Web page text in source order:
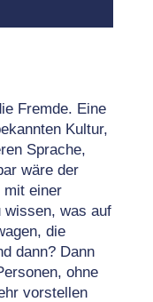
Fremde. Eine
Kultur,
Sprache,
wäre der
mit einer
wissen, was auf
die
dann? Dann
ohne
vorstellen